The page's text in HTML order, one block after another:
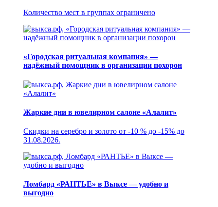
Количество мест в группах ограничено
«Городская ритуальная компания» —
надёжный помощник в организации похорон
Жаркие дни в ювелирном салоне «Алалит»
Скидки на серебро и золото от -10 % до -15% до
31.08.2026.
Ломбард «РАНТЬЕ» в Выксе — удобно и
выгодно